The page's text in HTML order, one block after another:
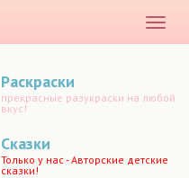
меню
Раскраски
прекрасные разукраски на любой
вкус!
Сказки
Только у нас - Авторские детские
сказки!